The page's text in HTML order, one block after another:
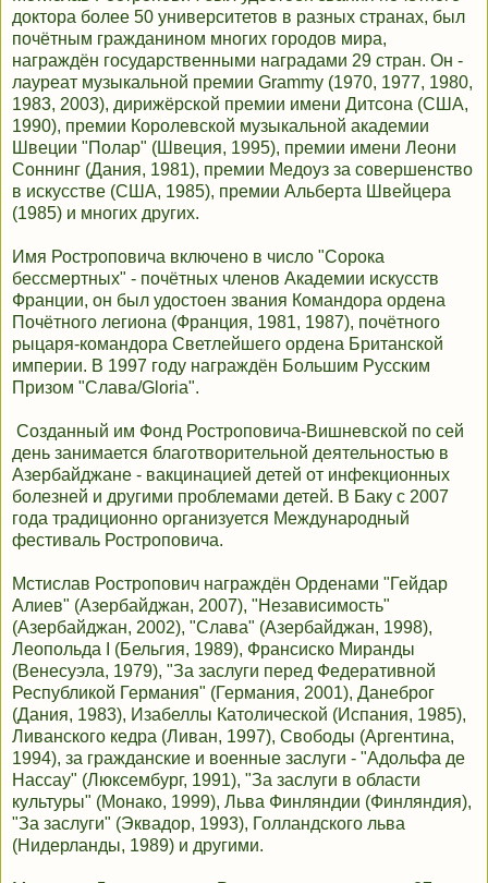
доктора более 50 университетов в разных странах, был
почётным гражданином многих городов мира,
награждён государственными наградами 29 стран. Он -
лауреат музыкальной премии Grammy (1970, 1977, 1980,
1983, 2003), дирижёрской премии имени Дитсона (США,
1990), премии Королевской музыкальной академии
Швеции "Полар" (Швеция, 1995), премии имени Леони
Соннинг (Дания, 1981), премии Медоуз за совершенство
в искусстве (США, 1985), премии Альберта Швейцера
(1985) и многих других.
Имя Ростроповича включено в число "Сорока
бессмертных" - почётных членов Академии искусств
Франции, он был удостоен звания Командора ордена
Почётного легиона (Франция, 1981, 1987), почётного
рыцаря-командора Светлейшего ордена Британской
империи. В 1997 году награждён Большим Русским
Призом "Слава/Gloria".
Созданный им Фонд Ростроповича-Вишневской по сей
день занимается благотворительной деятельностью в
Азербайджане - вакцинацией детей от инфекционных
болезней и другими проблемами детей. В Баку с 2007
года традиционно организуется Международный
фестиваль Ростроповича.
Мстислав Ростропович награждён Орденами "Гейдар
Алиев" (Азербайджан, 2007), "Независимость"
(Азербайджан, 2002), "Слава" (Азербайджан, 1998),
Леопольда I (Бельгия, 1989), Франсиско Миранды
(Венесуэла, 1979), "За заслуги перед Федеративной
Республикой Германия" (Германия, 2001), Данеброг
(Дания, 1983), Изабеллы Католической (Испания, 1985),
Ливанского кедра (Ливан, 1997), Свободы (Аргентина,
1994), за гражданские и военные заслуги - "Адольфа де
Нассау" (Люксембург, 1991), "За заслуги в области
культуры" (Монако, 1999), Льва Финляндии (Финляндия),
"За заслуги" (Эквадор, 1993), Голландского льва
(Нидерланды, 1989) и другими.